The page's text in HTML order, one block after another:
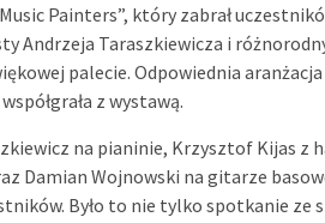
Painters”, który zabrał
Andrzeja Taraszkiewicza i
palecie. Odpowiednia
z wystawą.
na pianinie, Krzysztof Kijas z
Damian Wojnowski na gitarze
Było to nie tylko spotkanie ze